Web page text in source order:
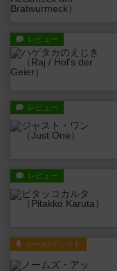
レビュー
レビュー
レビュー
ルール/インスト